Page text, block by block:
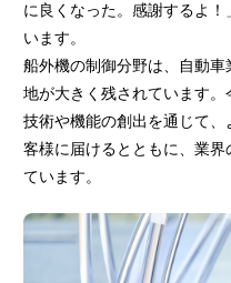
に良くなった。感謝するよ
います。
船外機の制御分野は、自動
地が大きく残されています
技術や機能の創出を通じて
客様に届けるとともに、業界
ています。